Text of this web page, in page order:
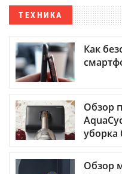
ТЕХНИКА
Как
Обзор
уборка
Обзор